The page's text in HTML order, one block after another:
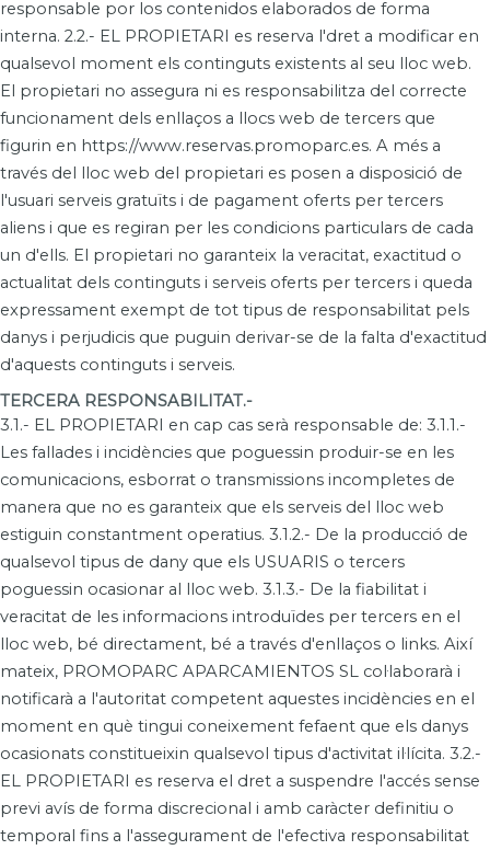
responsable por los contenidos elaborados de forma
interna. 2.2.- EL PROPIETARI es reserva l'dret a modificar en
qualsevol moment els continguts existents al seu lloc web.
El propietari no assegura ni es responsabilitza del correcte
funcionament dels enllaços a llocs web de tercers que
figurin en https://www.reservas.promoparc.es. A més a
través del lloc web del propietari es posen a disposició de
l'usuari serveis gratuïts i de pagament oferts per tercers
aliens i que es regiran per les condicions particulars de cada
un d'ells. El propietari no garanteix la veracitat, exactitud o
actualitat dels continguts i serveis oferts per tercers i queda
expressament exempt de tot tipus de responsabilitat pels
danys i perjudicis que puguin derivar-se de la falta d'exactitud
d'aquests continguts i serveis.
TERCERA RESPONSABILITAT.-
3.1.- EL PROPIETARI en cap cas serà responsable de: 3.1.1.-
Les fallades i incidències que poguessin produir-se en les
comunicacions, esborrat o transmissions incompletes de
manera que no es garanteix que els serveis del lloc web
estiguin constantment operatius. 3.1.2.- De la producció de
qualsevol tipus de dany que els USUARIS o tercers
poguessin ocasionar al lloc web. 3.1.3.- De la fiabilitat i
veracitat de les informacions introduïdes per tercers en el
lloc web, bé directament, bé a través d'enllaços o links. Així
mateix, PROMOPARC APARCAMIENTOS SL col·laborarà i
notificarà a l'autoritat competent aquestes incidències en el
moment en què tingui coneixement fefaent que els danys
ocasionats constitueixin qualsevol tipus d'activitat il·lícita. 3.2.-
EL PROPIETARI es reserva el dret a suspendre l'accés sense
previ avís de forma discrecional i amb caràcter definitiu o
temporal fins a l'assegurament de l'efectiva responsabilitat